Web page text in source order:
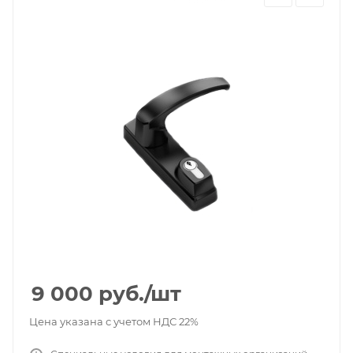
9 000 руб./шт
Цена указана с учетом НДС 22%